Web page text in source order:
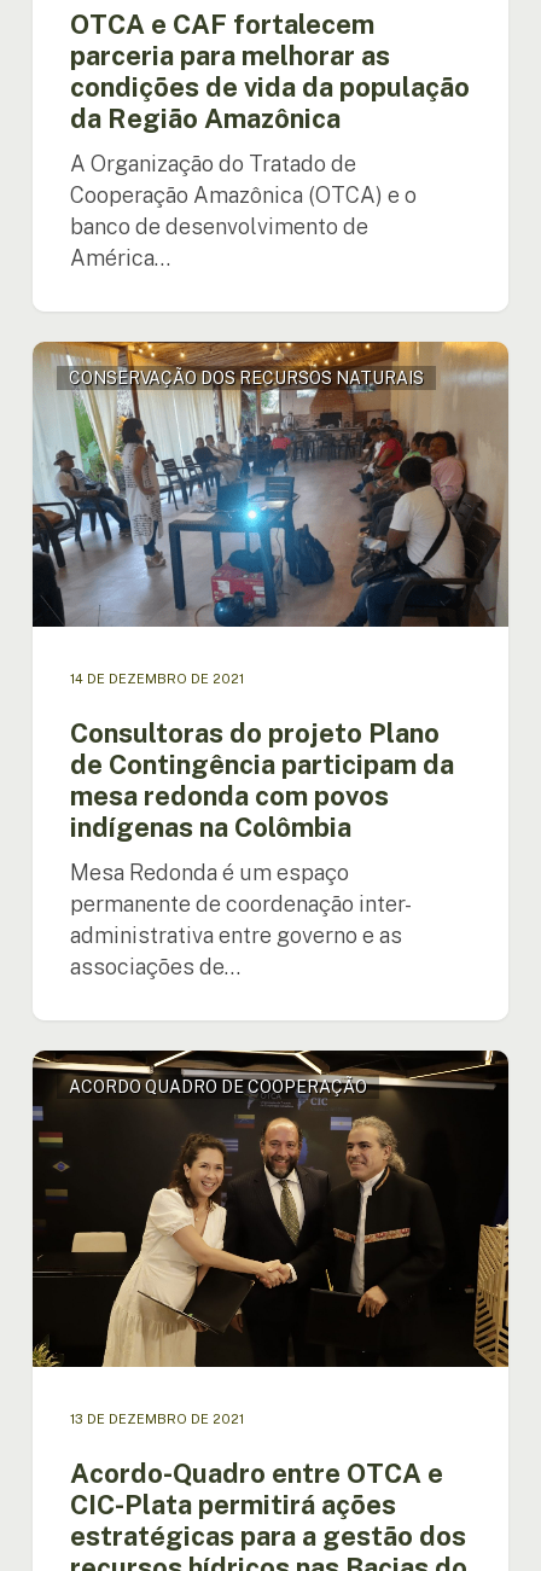
Amazônica
OTCA e CAF fortalecem
parceria para melhorar as
condições de vida da população
da Região Amazônica
A Organização do Tratado de
Cooperação Amazônica (OTCA) e o
banco de desenvolvimento de
América…
Consultoras
do
projeto
Plano
de
Contingência
participam
da
mesa
redonda
com
indígenas
Colômbia
CONSERVAÇÃO DOS RECURSOS NATURAIS
14 DE DEZEMBRO DE 2021
Consultoras do projeto Plano
de Contingência participam da
mesa redonda com povos
indígenas na Colômbia
Mesa Redonda é um espaço
permanente de coordenação inter-
administrativa entre governo e as
associações de…
Acordo-
Quadro
entre
OTCA
CIC-
Plata
permitirá
ações
estratégicas
a
hídricos
Bacias
ACORDO QUADRO DE COOPERAÇÃO
13 DE DEZEMBRO DE 2021
Acordo-Quadro entre OTCA e
CIC-Plata permitirá ações
estratégicas para a gestão dos